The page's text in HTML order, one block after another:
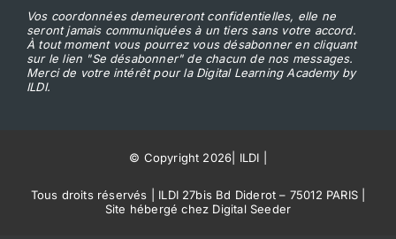
Vos coordonnées demeureront confidentielles, elle ne
seront jamais communiquées à un tiers sans votre accord.
À tout moment vous pourrez vous désabonner en cliquant
sur le lien "Se désabonner" de chacun de nos messages.
Merci de votre intérêt pour la Digital Learning Academy by
ILDI.
© Copyright 2026 ILDI
Tous droits réservés | ILDI 27bis Bd Diderot – 75012 PARIS |
Site hébergé chez Digital Seeder